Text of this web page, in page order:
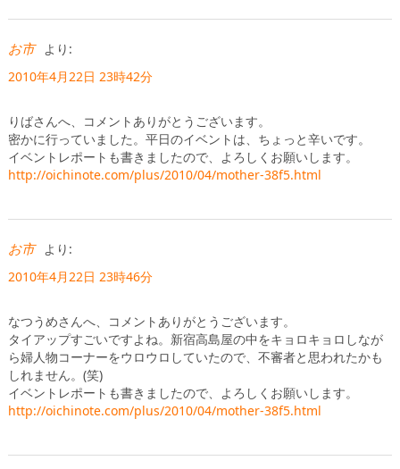
お市 より:
2010年4月22日 23時42分
りばさんへ、コメントありがとうございます。
密かに行っていました。平日のイベントは、ちょっと辛いです。
イベントレポートも書きましたので、よろしくお願いします。
http://oichinote.com/plus/2010/04/mother-38f5.html
お市 より:
2010年4月22日 23時46分
なつうめさんへ、コメントありがとうございます。
タイアップすごいですよね。新宿高島屋の中をキョロキョロしなが
ら婦人物コーナーをウロウロしていたので、不審者と思われたかも
しれません。(笑)
イベントレポートも書きましたので、よろしくお願いします。
http://oichinote.com/plus/2010/04/mother-38f5.html